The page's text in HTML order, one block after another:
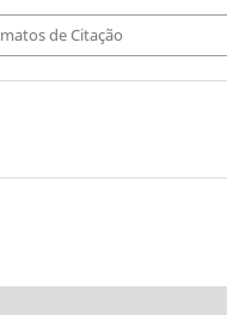
de Citação